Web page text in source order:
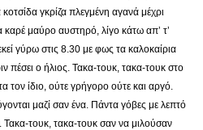
γκρίζα πλεγμένη αγανά μέχρι
καρέ μαύρο αυστηρό, λίγο κάτω απ’ τ’
γύρω στις 8.30 με φως τα καλοκαίρια
πέσει ο ήλιος. Τακα-τουκ, τακα-τουκ στο
ίδιο, ούτε γρήγορο ούτε και αργό.
μαζί σαν ένα. Πάντα γόβες με λεπτό
Τακα-τουκ, τακα-τουκ σαν να μιλούσαν